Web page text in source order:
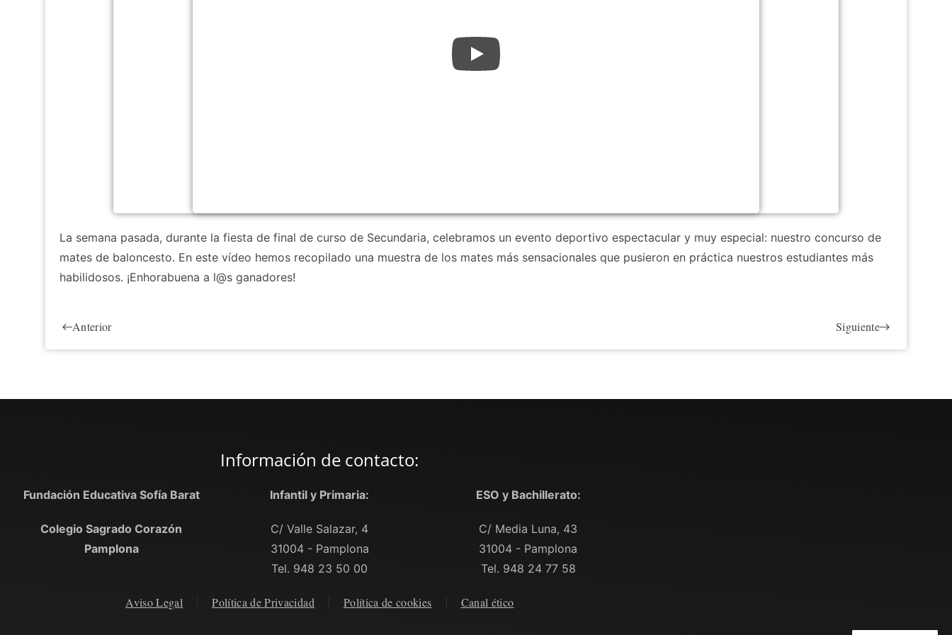
La semana pasada, durante la fiesta de final de curso de Secundaria, celebramos un evento deportivo espectacular y muy especial: nuestro concurso de
mates de baloncesto. En este vídeo hemos recopilado una muestra de los mates más sensacionales que pusieron en práctica nuestros estudiantes más
habilidosos. ¡Enhorabuena a l@s ganadores!
Anterior Siguiente
Información de contacto:
Fundación Educativa Sofía Barat
Colegio Sagrado Corazón
Pamplona
Infantil y Primaria:
C/ Valle Salazar, 4
31004 - Pamplona
Tel. 948 23 50 00
ESO y Bachillerato:
C/ Media Luna, 43
31004 - Pamplona
Tel. 948 24 77 58
Aviso Legal Política de Privacidad Política de cookies Canal ético